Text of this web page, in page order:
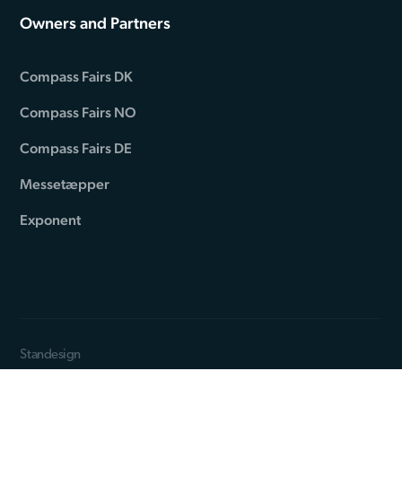
Owners and Partners
Compass Fairs DK
Compass Fairs NO
Compass Fairs DE
Messetæpper
Exponent
Standesign